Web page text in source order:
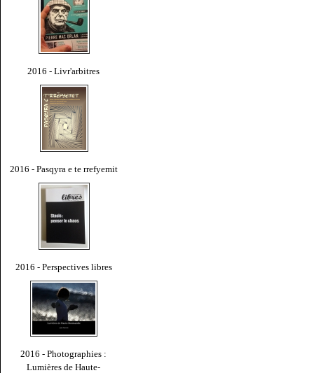
2016 - Livr'arbitres
2016 - Pasqyra e te rrefyemit
2016 - Perspectives libres
2016 - Photographies :
Lumières de Haute-